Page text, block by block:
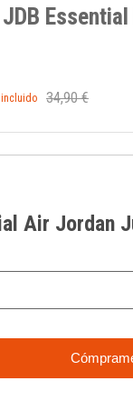
incluido 34,90 €
Air Jordan